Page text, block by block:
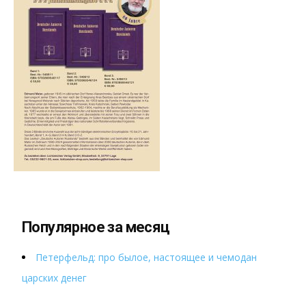
Популярное за месяц
Петерфельд: про былое, настоящее и чемодан
царских денег